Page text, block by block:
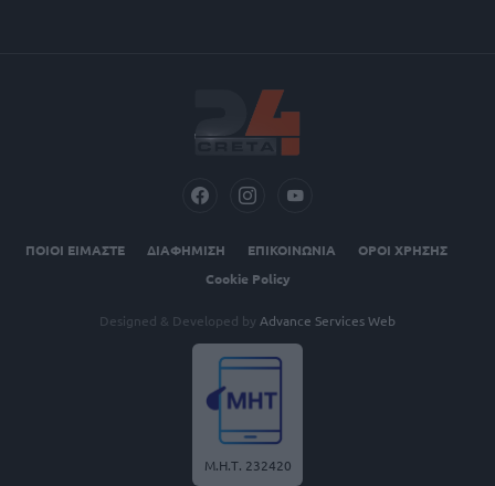
ΠΟΙΟΙ ΕΙΜΑΣΤΕ ΔΙΑΦΗΜΙΣΗ ΕΠΙΚΟΙΝΩΝΙΑ
ΟΡΟΙ ΧΡΗΣΗΣ
Cookie Policy
Designed & Developed by Advance Services Web
Μ.Η.Τ. 232420